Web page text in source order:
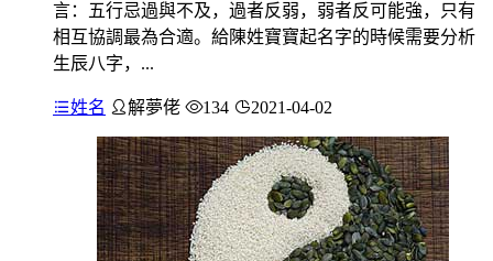
言：五行忌過與不及，過者反弱，弱者反可能強，只有
相互協調最為合適。給陳姓寶寶起名字的時候需要分析
生辰八字，...
姓名 解夢佬 134 2021-04-02